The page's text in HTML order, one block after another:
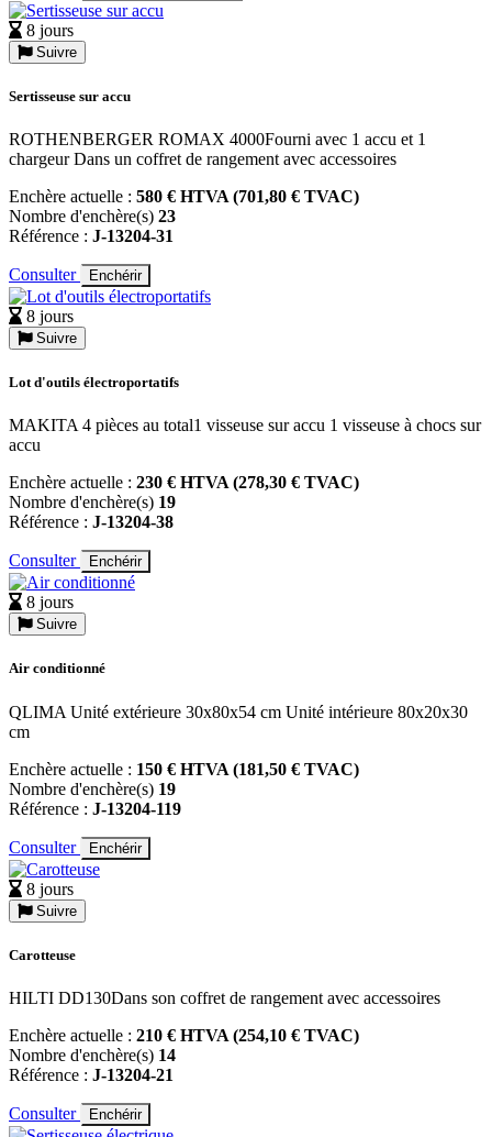
8 jours
Suivre
Sertisseuse sur accu
ROTHENBERGER ROMAX 4000Fourni avec 1 accu et 1
chargeur Dans un coffret de rangement avec accessoires
Enchère actuelle : 580 € HTVA (701,80 € TVAC)
Nombre d'enchère(s) 23
Référence : J-13204-31
Consulter Enchérir
8 jours
Suivre
Lot d'outils électroportatifs
MAKITA 4 pièces au total1 visseuse sur accu 1 visseuse à chocs sur
accu
Enchère actuelle : 230 € HTVA (278,30 € TVAC)
Nombre d'enchère(s) 19
Référence : J-13204-38
Consulter Enchérir
8 jours
Suivre
Air conditionné
QLIMA Unité extérieure 30x80x54 cm Unité intérieure 80x20x30
cm
Enchère actuelle : 150 € HTVA (181,50 € TVAC)
Nombre d'enchère(s) 19
Référence : J-13204-119
Consulter Enchérir
8 jours
Suivre
Carotteuse
HILTI DD130Dans son coffret de rangement avec accessoires
Enchère actuelle : 210 € HTVA (254,10 € TVAC)
Nombre d'enchère(s) 14
Référence : J-13204-21
Consulter Enchérir